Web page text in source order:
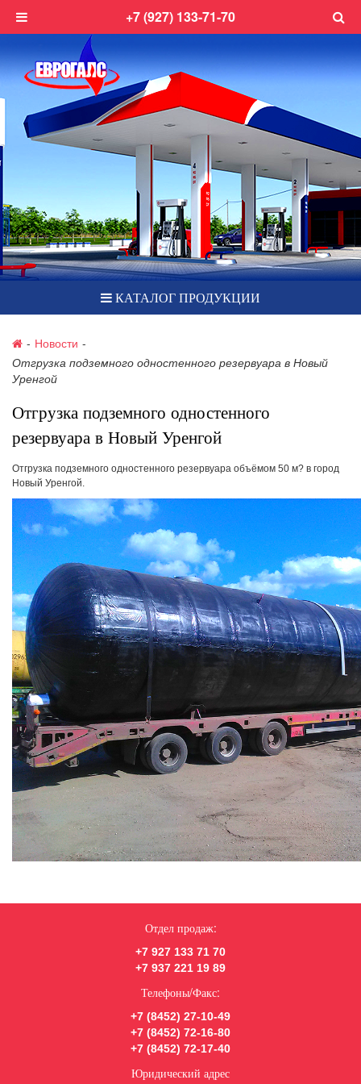
+7 (927) 133-71-70
КАТАЛОГ ПРОДУКЦИИ
- Новости -
Отгрузка подземного одностенного резервуара в Новый
Уренгой
Отгрузка подземного одностенного
резервуара в Новый Уренгой
Отгрузка подземного одностенного резервуара объёмом 50 м? в город
Новый Уренгой.
Отдел продаж:
+7 927 133 71 70
+7 937 221 19 89
Телефоны/Факс:
+7 (8452) 27-10-49
+7 (8452) 72-16-80
+7 (8452) 72-17-40
Юридический адрес